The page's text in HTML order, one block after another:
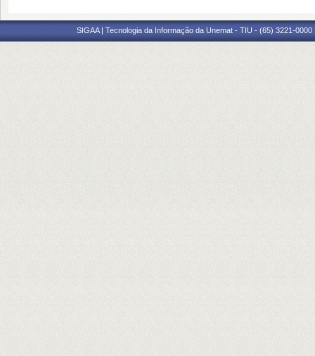
SIGAA | Tecnologia da Informação da Unemat - TIU - (65) 3221-